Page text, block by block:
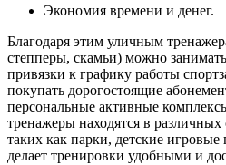
Экономия времени и денег.
Благодаря этим уличным
степперы, скамьи) можно
привязки к графику работы
покупать дорогостоящие
персональные активные
тренажеры находятся в
таких как парки, детские
делает тренировки удобными и